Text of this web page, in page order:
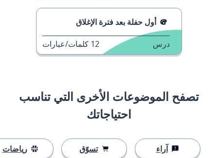
أول حفلة بعد فترة الإغلاق
درس 12 كلمات/عبارات
تصفح الموضوعات الأخرى التي تناسب
احتياجاتك
آراء تسوّق رياضات